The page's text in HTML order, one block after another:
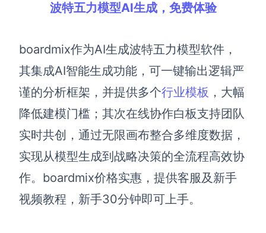
波特五力模型AI生成，免费体验
boardmix作为AI生成波特五力模型软件，
其集成AI智能生成功能，可一键输出逻辑严
谨的分析框架，并提供多个行业模板 ，大幅
降低建模门槛；其次在线协作白板支持团队
实时共创，通过无限画布整合多维度数据，
实现从模型生成到战略决策的全流程高效协
作。boardmix价格实惠，提供客服及新手
视频教程，新手30分钟即可上手。